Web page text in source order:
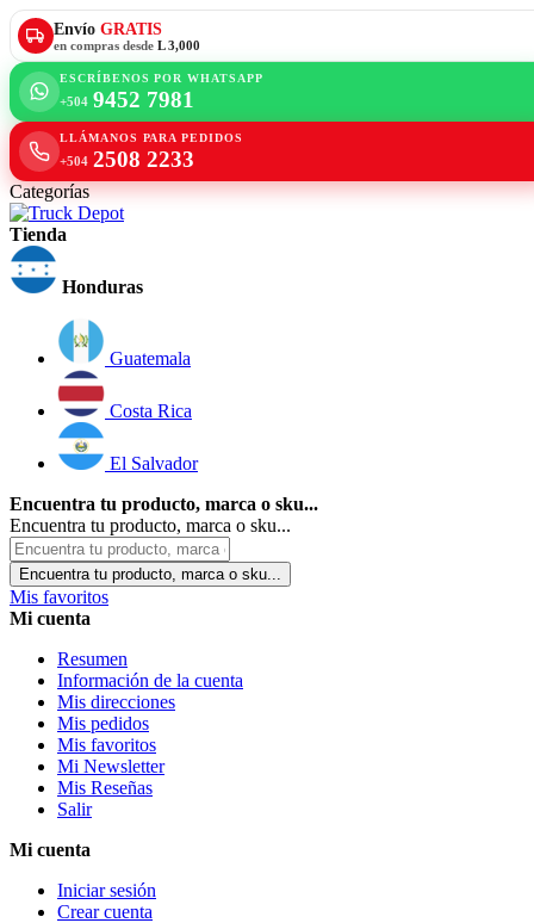
Envío GRATIS
en compras desde L 3,000
ESCRÍBENOS POR WHATSAPP
+504 9452 7981
LLÁMANOS PARA PEDIDOS
+504 2508 2233
Categorías
Tienda
Honduras
Guatemala
Costa Rica
El Salvador
Encuentra tu producto, marca o sku...
Encuentra tu producto, marca o sku...
Encuentra tu producto, marca o sku...
Mis favoritos
Mi cuenta
Resumen
Información de la cuenta
Mis direcciones
Mis pedidos
Mis favoritos
Mi Newsletter
Mis Reseñas
Salir
Mi cuenta
Iniciar sesión
Crear cuenta